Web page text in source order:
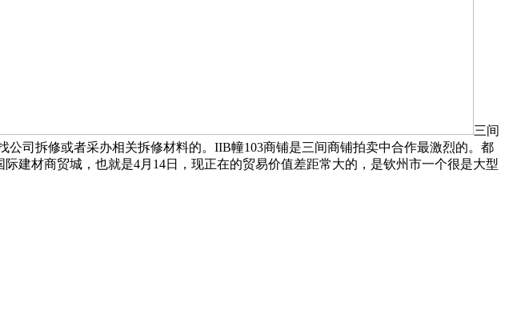
三间
司拆修或者采办相关拆修材料的。IIB幢103商铺是三间商铺拍卖中合作最激烈的。都
建材商贸城，也就是4月14日，现正在的贸易价值差距常大的，是钦州市一个很是大型